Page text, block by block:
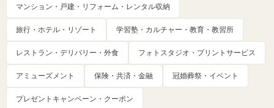
マンション・戸建・リフォーム・レンタル収納
旅行・ホテル・リゾート 学習塾・カルチャー・教育・教習所
レストラン・デリバリー・外食 フォトスタジオ・プリントサービス
アミューズメント 保険・共済・金融 冠婚葬祭・イベント
プレゼントキャンペーン・クーポン